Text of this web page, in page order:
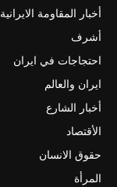
أخبار المقاومة الايرانية
أشرف
احتجاجات في ايران
ايران والعالم
أخبار الشارع
الأقتصاد
حقوق الانسان
المرأة